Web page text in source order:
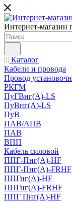
Интернет-магазин
Каталог
Кабели и провода
Провод
РКГМ
ПуГВнг(А)-LS
ПуВнг(А)-LS
ПуВ
ПАВ/АПВ
ПАВ
ВПП
Кабель силовой
ППГ-Пнг(А)-HF
ППГ-Пнг(А)-FRHF
ППГнг(А)-HF
ППГнг(А)-FRHF
ППГ Пнг(А)-HF